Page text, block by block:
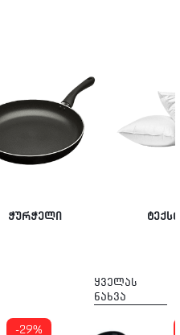
ჭურჭელი
ყველას
ნახვა
-29%